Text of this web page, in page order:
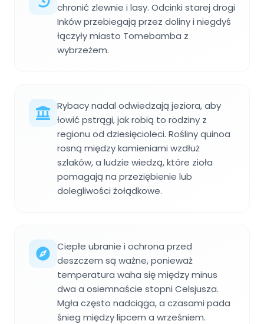
chronić zlewnie i lasy. Odcinki starej drogi
Inków przebiegają przez doliny i niegdyś
łączyły miasto Tomebamba z
wybrzeżem.
Rybacy nadal odwiedzają jeziora, aby
łowić pstrągi, jak robią to rodziny z
regionu od dziesięcioleci. Rośliny quinoa
rosną między kamieniami wzdłuż
szlaków, a ludzie wiedzą, które zioła
pomagają na przeziębienie lub
dolegliwości żołądkowe.
Ciepłe ubranie i ochrona przed
deszczem są ważne, ponieważ
temperatura waha się między minus
dwa a osiemnaście stopni Celsjusza.
Mgła często nadciąga, a czasami pada
śnieg między lipcem a wrześniem.